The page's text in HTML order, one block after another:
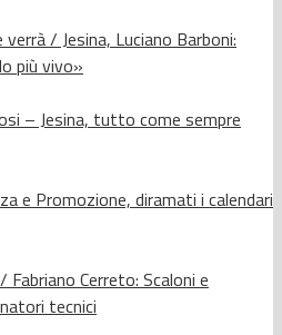
/ Jesina, Luciano Barboni:
più vivo»
– Jesina, tutto come sempre
e Promozione, diramati i calendari
Fabriano Cerreto: Scaloni e
tecnici